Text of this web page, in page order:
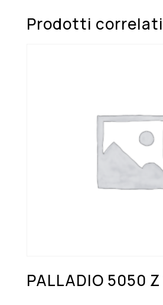
Prodotti correlati
PALLADIO 5050